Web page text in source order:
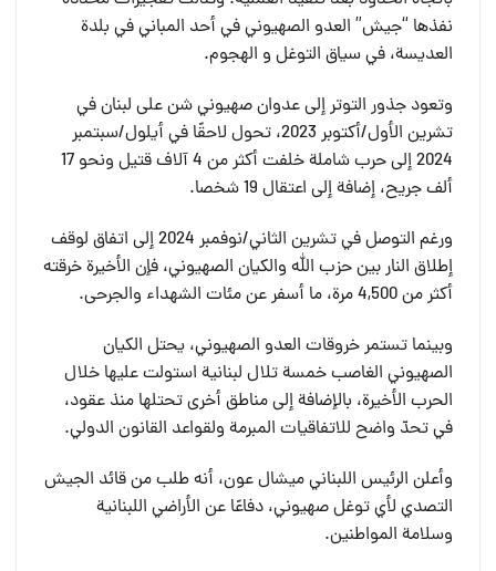
نفذها “جيش” العدو الصهيوني في أحد المباني في بلدة
العديسة، في سياق التوغل و الهجوم.
وتعود جذور التوتر إلى عدوان صهيوني شن على لبنان في
تشرين الأول/أكتوبر 2023، تحول لاحقًا في أيلول/سبتمبر
2024 إلى حرب شاملة خلفت أكثر من 4 آلاف قتيل ونحو 17
ألف جريح، إضافة إلى اعتقال 19 شخصا.
ورغم التوصل في تشرين الثاني/نوفمبر 2024 إلى اتفاق لوقف
إطلاق النار بين حزب الله والكيان الصهيوني، فإن الأخيرة خرقته
أكثر من 4,500 مرة، ما أسفر عن مئات الشهداء والجرحى.
وبينما تستمر خروقات العدو الصهيوني، يحتل الكيان
الصهيوني الغاصب خمسة تلال لبنانية استولت عليها خلال
الحرب الأخيرة، بالإضافة إلى مناطق أخرى تحتلها منذ عقود،
في تحدّ واضح للاتفاقيات المبرمة ولقواعد القانون الدولي.
وأعلن الرئيس اللبناني ميشال عون، أنه طلب من قائد الجيش
التصدي لأي توغل صهيوني، دفاعًا عن الأراضي اللبنانية
وسلامة المواطنين.